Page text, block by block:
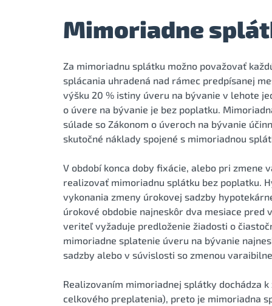
Mimoriadne
Za mimoriadnu splátku možno považovať
splácania uhradená nad rámec predpísanej
výšku 20 % istiny úveru na bývanie v lehote
o úvere na bývanie je bez poplatku.
súlade so Zákonom o úveroch na bývanie
skutočné náklady spojené s mimoriadnou
V období konca doby fixácie, alebo pri zmene
realizovať mimoriadnu splátku bez poplatku.
vykonania zmeny úrokovej sadzby
úrokové obdobie najneskôr dva mesiace
veriteľ vyžaduje predloženie žiadosti o
mimoriadne splatenie úveru na bývanie
sadzby alebo v súvislosti so zmenou
Realizovaním mimoriadnej splátky dochádza
celkového preplatenia), preto je mimoriadna